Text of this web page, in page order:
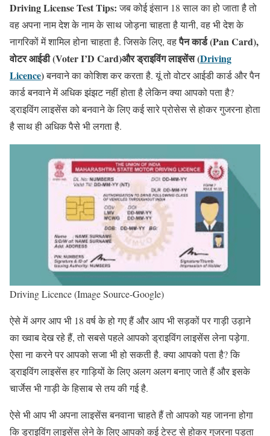
Driving License Test Tips:जब कोई इंसान 18 साल का हो जाता है तो
वह अपना नाम देश के नाम के साथ जोड़ना चाहता है यानी, वह भी देश के
नागरिकों में शामिल होना चाहता है. जिसके लिए, वहपैन कार्ड (Pan Card),
वोटर आईडी (Voter I’D Card)और ड्राइविंगलाइसेंस (Driving
Licence)बनवाने का कोशिश कर करता है. यूं तो वोटर आईडी कार्ड और पैन
कार्ड बनवाने में अधिक झंझट नहीं होता है लेकिन क्या आपको पता है?
ड्राइविंग लाइसेंस को बनवाने के लिए कई सारे प्रोसेस से होकर गुजरना होता
है साथ ही अधिक पैसे भी लगता है.
Driving Licence (Image Source-Google)
ऐसे में अगर आप भी 18 वर्ष के हो गए हैं और आप भी सड़कों पर गाड़ी उड़ाने
का ख्वाब देख रहे हैं, तो सबसे पहले आपको ड्राइविंग लाइसेंस लेना पड़ेगा.
ऐसा ना करने पर आपको सजा भी हो सकती है. क्या आपको पता है? कि
ड्राइविंग लाइसेंस हर गाड़ियों के लिए अलग अलग बनाए जाते हैं और इसके
चार्जेस भी गाड़ी के हिसाब से तय की गई है.
ऐसे भी आप भी अपना लाइसेंस बनवाना चाहते हैं तो आपको यह जानना होगा
कि ड्राइविंग लाइसेंस लेने के लिए आपको कई टेस्ट से होकर गुजरना पड़ता